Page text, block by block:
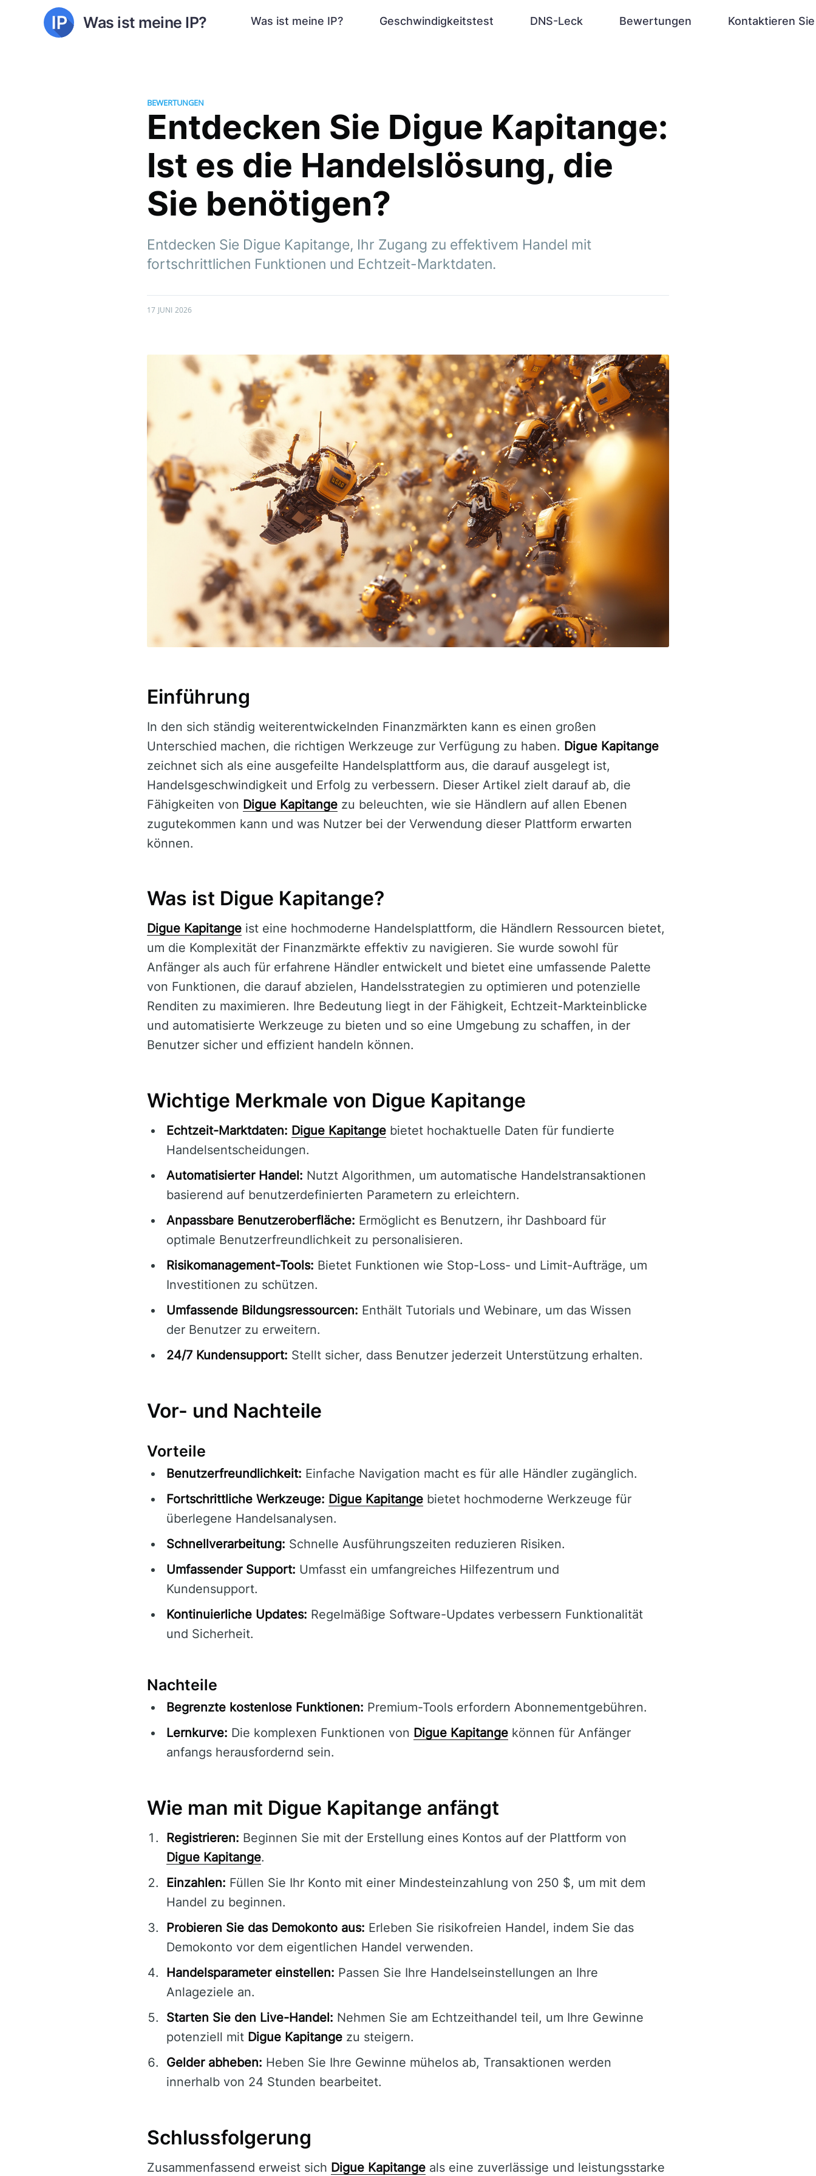
Was ist meine IP? Was ist meine IP? Geschwindigkeitstest DNS-Leck Bewertungen Kontaktieren
BEWERTUNGEN
Entdecken Sie Digue Kapitange:
Ist es die Handelslösung, die
Sie benötigen?
Entdecken Sie Digue Kapitange, Ihr Zugang zu effektivem Handel mit
fortschrittlichen Funktionen und Echtzeit-Marktdaten.
17 JUNI 2026
Einführung
In den sich ständig weiterentwickelnden Finanzmärkten kann es einen großen
Unterschied machen, die richtigen Werkzeuge zur Verfügung zu haben. Digue Kapitange
zeichnet sich als eine ausgefeilte Handelsplattform aus, die darauf ausgelegt ist,
Handelsgeschwindigkeit und Erfolg zu verbessern. Dieser Artikel zielt darauf ab, die
Fähigkeiten von Digue Kapitange zu beleuchten, wie sie Händlern auf allen Ebenen
zugutekommen kann und was Nutzer bei der Verwendung dieser Plattform erwarten
können.
Was ist Digue Kapitange?
Digue Kapitange ist eine hochmoderne Handelsplattform, die Händlern Ressourcen bietet,
um die Komplexität der Finanzmärkte effektiv zu navigieren. Sie wurde sowohl für
Anfänger als auch für erfahrene Händler entwickelt und bietet eine umfassende Palette
von Funktionen, die darauf abzielen, Handelsstrategien zu optimieren und potenzielle
Renditen zu maximieren. Ihre Bedeutung liegt in der Fähigkeit, Echtzeit-Markteinblicke
und automatisierte Werkzeuge zu bieten und so eine Umgebung zu schaffen, in der
Benutzer sicher und effizient handeln können.
Wichtige Merkmale von Digue Kapitange
Echtzeit-Marktdaten: Digue Kapitange bietet hochaktuelle Daten für fundierte
Handelsentscheidungen.
Automatisierter Handel: Nutzt Algorithmen, um automatische Handelstransaktionen
basierend auf benutzerdefinierten Parametern zu erleichtern.
Anpassbare Benutzeroberfläche: Ermöglicht es Benutzern, ihr Dashboard für
optimale Benutzerfreundlichkeit zu personalisieren.
Risikomanagement-Tools: Bietet Funktionen wie Stop-Loss- und Limit-Aufträge, um
Investitionen zu schützen.
Umfassende Bildungsressourcen: Enthält Tutorials und Webinare, um das Wissen
der Benutzer zu erweitern.
24/7 Kundensupport: Stellt sicher, dass Benutzer jederzeit Unterstützung erhalten.
Vor- und Nachteile
Vorteile
Benutzerfreundlichkeit: Einfache Navigation macht es für alle Händler zugänglich.
Fortschrittliche Werkzeuge: Digue Kapitange bietet hochmoderne Werkzeuge für
überlegene Handelsanalysen.
Schnellverarbeitung: Schnelle Ausführungszeiten reduzieren Risiken.
Umfassender Support: Umfasst ein umfangreiches Hilfezentrum und
Kundensupport.
Kontinuierliche Updates: Regelmäßige Software-Updates verbessern Funktionalität
und Sicherheit.
Nachteile
Begrenzte kostenlose Funktionen: Premium-Tools erfordern Abonnementgebühren.
Lernkurve: Die komplexen Funktionen von Digue Kapitange können für Anfänger
anfangs herausfordernd sein.
Wie man mit Digue Kapitange anfängt
Registrieren: Beginnen Sie mit der Erstellung eines Kontos auf der Plattform von
Digue Kapitange.
Einzahlen: Füllen Sie Ihr Konto mit einer Mindesteinzahlung von 250 $, um mit dem
Handel zu beginnen.
Probieren Sie das Demokonto aus: Erleben Sie risikofreien Handel, indem Sie das
Demokonto vor dem eigentlichen Handel verwenden.
Handelsparameter einstellen: Passen Sie Ihre Handelseinstellungen an Ihre
Anlageziele an.
Starten Sie den Live-Handel: Nehmen Sie am Echtzeithandel teil, um Ihre Gewinne
potenziell mit Digue Kapitange zu steigern.
Gelder abheben: Heben Sie Ihre Gewinne mühelos ab, Transaktionen werden
innerhalb von 24 Stunden bearbeitet.
Schlussfolgerung
Zusammenfassend erweist sich Digue Kapitange als eine zuverlässige und leistungsstarke